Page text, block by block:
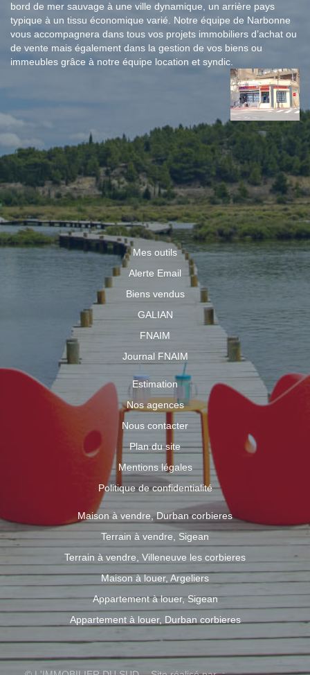
bord de mer sauvage à une ville dynamique, un arrière pays
typique à un tissu économique varié. Notre équipe de Narbonne
vous accompagnera dans tous vos projets immobiliers d’achat ou
de vente mais également dans la gestion de vos biens ou
immeubles grâce à notre équipe location et syndic.
Mes outils
Alerte Email
Biens vendus
GALIAN
FNAIM
Journal FNAIM
Estimation
Nos agences
Nous contacter
Plan du site
Mentions légales
Politique de confidentialité
Maison à vendre, Durban corbieres
Terrain à vendre, Sigean
Terrain à vendre, Villeneuve les corbieres
Maison à louer, Argeliers
Appartement à louer, Sigean
Appartement à louer, Durban corbieres